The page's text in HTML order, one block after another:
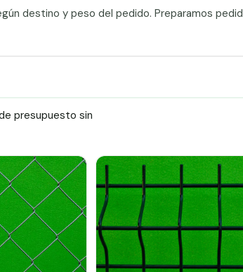
destino y peso del pedido. Preparamos
presupuesto sin